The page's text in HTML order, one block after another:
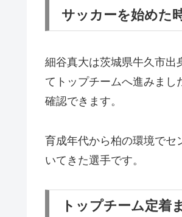
サッカーを始めた
細谷真大は茨城県牛久市出
てトップチームへ進みま
確認できます。
育成年代から柏の環境でセ
いてきた選手です。
トップチーム定着